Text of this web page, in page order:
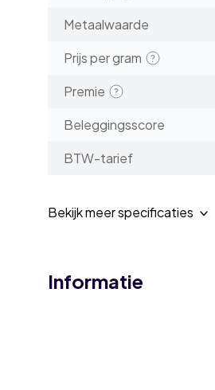
Metaalwaarde
Prijs per gram
Premie
Beleggingsscore
BTW-tarief
Bekijk meer specificaties
Informatie